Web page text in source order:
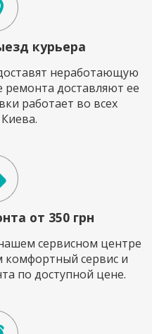
курьера
неработающую
ремонта доставляют ее
работает во всех
от 350 грн
сервисном центре
сервис и
по доступной цене.